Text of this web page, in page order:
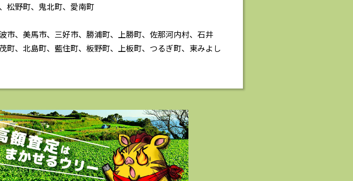
松野町、鬼北町、愛南町
市、美馬市、三好市、勝浦町、上勝町、佐那河内村、石井
町、北島町、藍住町、板野町、上板町、つるぎ町、東みよし